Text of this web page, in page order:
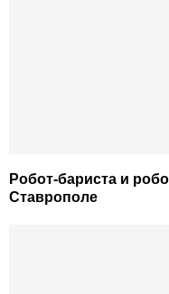
Робот-бариста и
Ставрополе